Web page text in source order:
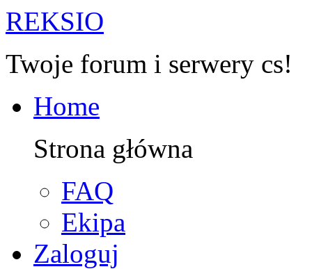
REKSIO
Twoje forum i serwery cs!
Home
Strona główna
FAQ
Ekipa
Zaloguj